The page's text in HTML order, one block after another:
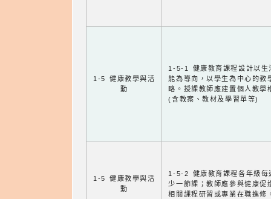
1-5 健康教學與活
動
1-5-1 健康教育課程設計以生
能為導向，以學生為中心的教
略。授課教師應建置個人教學
(含教案、教材及學習單等)
1-5 健康教學與活
動
1-5-2 健康教育課程各年級每
少一節課；教師應參與健康促
相關課程研習或專業在職進修